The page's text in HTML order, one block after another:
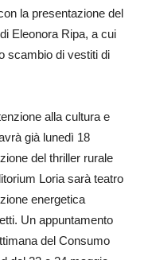
la presentazione del
Eleonora Ripa, a cui
scambio di vestiti di
alla cultura e
già lunedì 18
del thriller rurale
Loria sarà teatro
energetica
Un appuntamento
del Consumo